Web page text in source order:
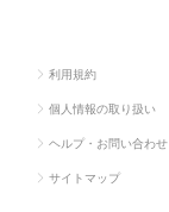
利用規約
個人情報の取り扱い
ヘルプ・お問い合わせ
サイトマップ